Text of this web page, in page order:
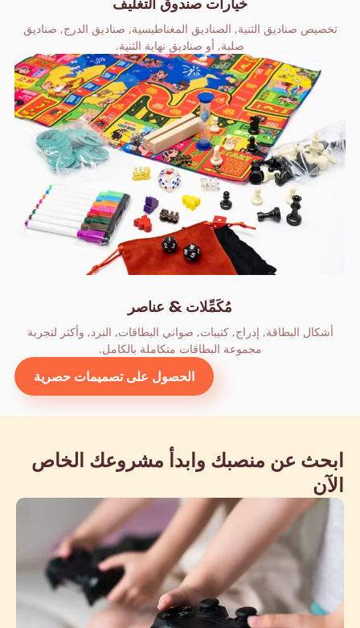
تخصيص صناديق الثنية, الصناديق المغناطيسية, صناديق الدرج, صناديق
صلبة, أو صناديق نهاية الثنية.
مُكَمِّلات & عناصر
أشكال البطاقة, إدراج, كتيبات, صواني البطاقات, النرد, وأكثر لتجربة
مجموعة البطاقات متكاملة بالكامل.
الحصول على تصميمات حصرية
ابحث عن منصبك وابدأ مشروعك الخاص
الآن